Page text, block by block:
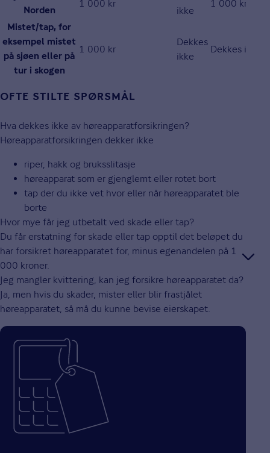
Norden
1 000 kr
ikke
1 000 kr
Mistet/tap, for
eksempel mistet
på sjøen eller på
tur i skogen
1 000 kr
Dekkes
ikke
Dekkes ikke
OFTE STILTE SPØRSMÅL
Hva dekkes ikke av høreapparatforsikringen?
Høreapparatforsikringen dekker ikke
riper, hakk og bruksslitasje
høreapparat som er gjenglemt eller rotet bort
tap der du ikke vet hvor eller når høreapparatet ble
borte
Hvor mye får jeg utbetalt ved skade eller tap?
Du får erstatning for skade eller tap opptil det beløpet du
har forsikret høreapparatet for, minus egenandelen på 1
000 kroner.
Jeg mangler kvittering, kan jeg forsikre høreapparatet da?
Ja, men hvis du skader, mister eller blir frastjålet
høreapparatet, så må du kunne bevise eierskapet.